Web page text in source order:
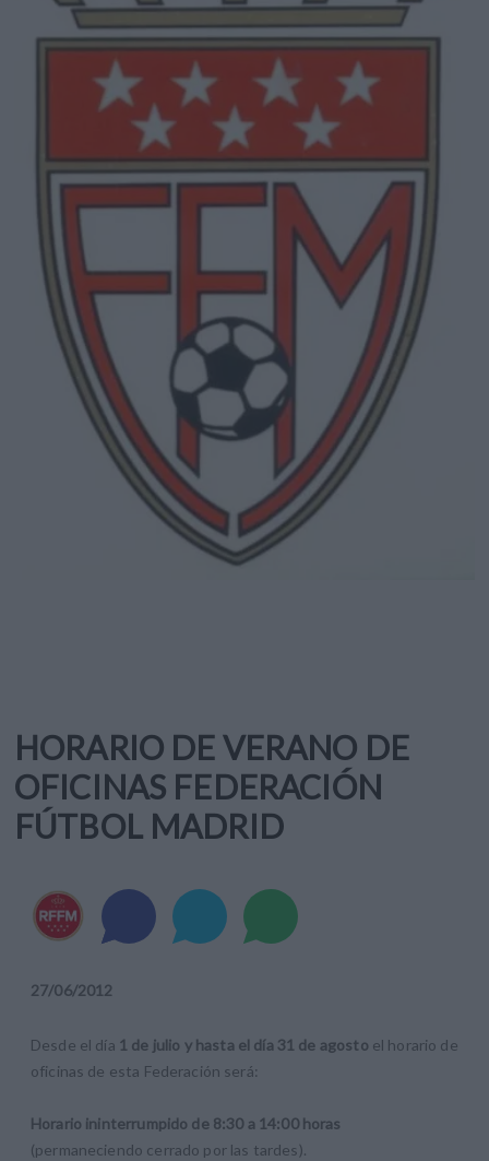
HORARIO DE VERANO DE
OFICINAS FEDERACIÓN
FÚTBOL MADRID
27/06/2012
Desde el día 1 de julio y hasta el día 31 de agosto el horario de
oficinas de esta Federación será:
Horario ininterrumpido de 8:30 a 14:00 horas
(permaneciendo cerrado por las tardes).